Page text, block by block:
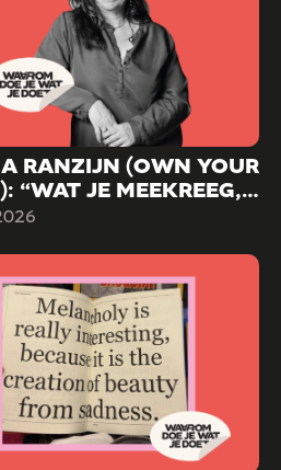
RANZIJN (OWN YOUR
“WAT JE MEEKREEG,
NIET TE BEPALEN WIE